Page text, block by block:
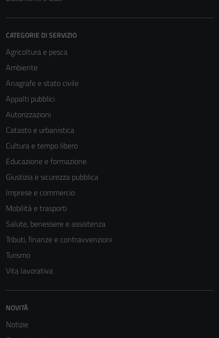
CATEGORIE DI SERVIZIO
Agricoltura e pesca
Ambiente
Anagrafe e stato civile
Appalti pubblici
Autorizzazioni
Catasto e urbanistica
Cultura e tempo libero
Educazione e formazione
Giustizia e sicurezza pubblica
Imprese e commercio
Mobilità e trasporti
Salute, benessere e assistenza
Tributi, finanze e contravvenzioni
Turismo
Vita lavorativa
NOVITÀ
Notizie